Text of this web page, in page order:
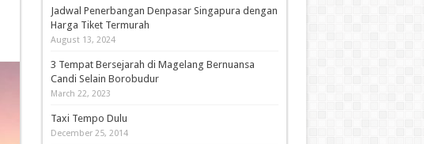
Jadwal Penerbangan Denpasar Singapura dengan
Harga Tiket Termurah
August 13, 2024
3 Tempat Bersejarah di Magelang Bernuansa
Candi Selain Borobudur
March 22, 2023
Taxi Tempo Dulu
December 25, 2014